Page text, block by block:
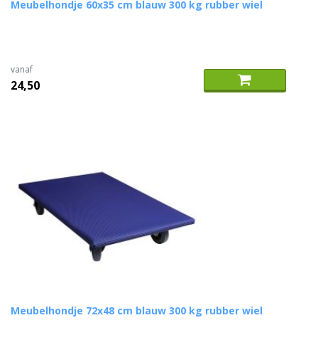
Meubelhondje 60x35 cm blauw 300 kg rubber wiel
vanaf
24,50
Meubelhondje 72x48 cm blauw 300 kg rubber wiel